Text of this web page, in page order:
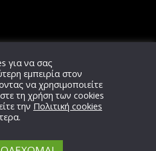
για να σας
εμπειρία στον
να χρησιμοποιείτε
τη χρήση των cookies
την Πολιτική cookies